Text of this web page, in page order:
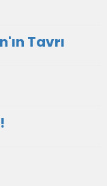
Tavrı